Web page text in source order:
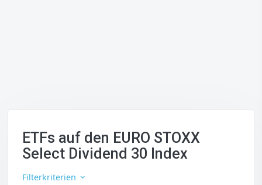
ETFs auf den EURO STOXX
Select Dividend 30 Index
Filterkriterien